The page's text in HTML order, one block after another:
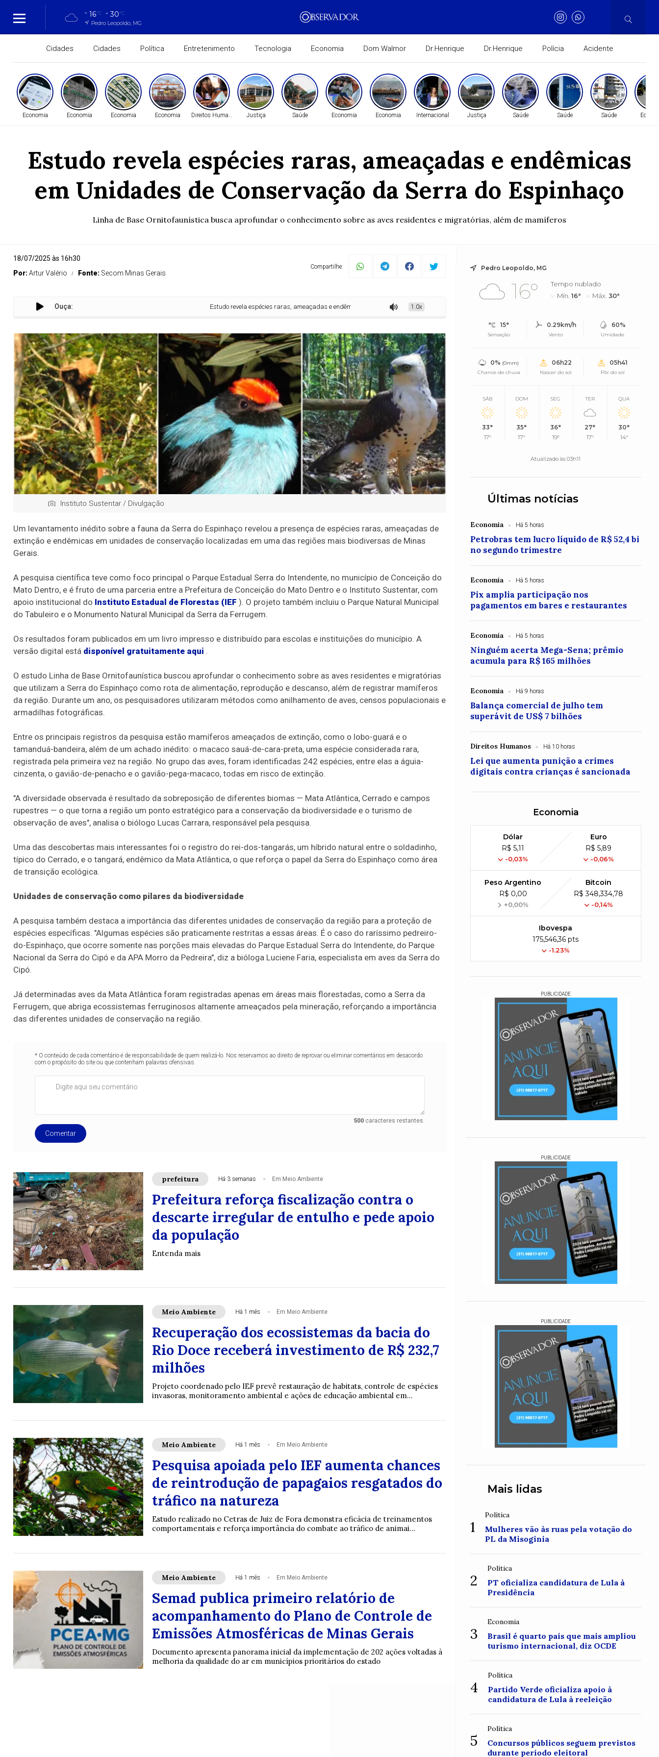
16°C 30°C
Pedro Leopoldo, MG
Cidades Cidades Política Entretenimento Tecnologia Economia Dom Walmor Dr.Henrique Dr.Henrique Polícia Acidente
Economia Economia Economia Economia Direitos Humanos Justiça Saúde Economia Economia Internacional Justiça Saúde Saúde Saúde
Estudo revela espécies raras, ameaçadas e endêmicas
em Unidades de Conservação da Serra do Espinhaço
Linha de Base Ornitofaunística busca aprofundar o conhecimento sobre as aves residentes e migratórias, além de mamíferos
18/07/2025 às 16h30
Por:Artur Valério Fonte: Secom Minas Gerais
Compartilhe:
Ouça: Estudo revela espécies raras, ameaçadas e endêmicas em Unidades de Conservação da Serra do Espinhaço
1.0x
Instituto Sustentar / Divulgação
Um levantamento inédito sobre a fauna da Serra do Espinhaço revelou a presença de espécies raras, ameaçadas de
extinção e endêmicas em unidades de conservação localizadas em uma das regiões mais biodiversas de Minas
Gerais.
A pesquisa científica teve como foco principal o Parque Estadual Serra do Intendente, no município de Conceição do
Mato Dentro, e é fruto de uma parceria entre a Prefeitura de Conceição do Mato Dentro e o Instituto Sustentar, com
apoio institucional do Instituto Estadual de Florestas (IEF ). O projeto também incluiu o Parque Natural Municipal
do Tabuleiro e o Monumento Natural Municipal da Serra da Ferrugem.
Os resultados foram publicados em um livro impresso e distribuído para escolas e instituições do município. A
versão digital está disponível gratuitamente aqui .
O estudo Linha de Base Ornitofaunística buscou aprofundar o conhecimento sobre as aves residentes e migratórias
que utilizam a Serra do Espinhaço como rota de alimentação, reprodução e descanso, além de registrar mamíferos
da região. Durante um ano, os pesquisadores utilizaram métodos como anilhamento de aves, censos populacionais e
armadilhas fotográficas.
Entre os principais registros da pesquisa estão mamíferos ameaçados de extinção, como o lobo-guará e o
tamanduá-bandeira, além de um achado inédito: o macaco sauá-de-cara-preta, uma espécie considerada rara,
registrada pela primeira vez na região. No grupo das aves, foram identificadas 242 espécies, entre elas a águia-
cinzenta, o gavião-de-penacho e o gavião-pega-macaco, todas em risco de extinção.
"A diversidade observada é resultado da sobreposição de diferentes biomas — Mata Atlântica, Cerrado e campos
rupestres — o que torna a região um ponto estratégico para a conservação da biodiversidade e o turismo de
observação de aves", analisa o biólogo Lucas Carrara, responsável pela pesquisa.
Uma das descobertas mais interessantes foi o registro do rei-dos-tangarás, um híbrido natural entre o soldadinho,
típico do Cerrado, e o tangará, endêmico da Mata Atlântica, o que reforça o papel da Serra do Espinhaço como área
de transição ecológica.
Unidades de conservação como pilares da biodiversidade
A pesquisa também destaca a importância das diferentes unidades de conservação da região para a proteção de
espécies específicas. "Algumas espécies são praticamente restritas a essas áreas. É o caso do raríssimo pedreiro-
do-Espinhaço, que ocorre somente nas porções mais elevadas do Parque Estadual Serra do Intendente, do Parque
Nacional da Serra do Cipó e da APA Morro da Pedreira", diz a bióloga Luciene Faria, especialista em aves da Serra do
Cipó.
Já determinadas aves da Mata Atlântica foram registradas apenas em áreas mais florestadas, como a Serra da
Ferrugem, que abriga ecossistemas ferruginosos altamente ameaçados pela mineração, reforçando a importância
das diferentes unidades de conservação na região.
* O conteúdo de cada comentário é de responsabilidade de quem realizá-lo. Nos reservamos ao direito de reprovar ou eliminar comentários em desacordo
com o propósito do site ou que contenham palavras ofensivas.
500caracteres restantes.
Comentar
prefeitura Há 3 semanas Em Meio Ambiente
Prefeitura reforça fiscalização contra o
descarte irregular de entulho e pede apoio
da população
Entenda mais
Meio Ambiente Há 1 mês Em Meio Ambiente
Recuperação dos ecossistemas da bacia do
Rio Doce receberá investimento de R$ 232,7
milhões
Projeto coordenado pelo IEF prevê restauração de habitats, controle de espécies
invasoras, monitoramento ambiental e ações de educação ambiental em...
Meio Ambiente Há 1 mês Em Meio Ambiente
Pesquisa apoiada pelo IEF aumenta chances
de reintrodução de papagaios resgatados do
tráfico na natureza
Estudo realizado no Cetras de Juiz de Fora demonstra eficácia de treinamentos
comportamentais e reforça importância do combate ao tráfico de animai...
Meio Ambiente Há 1 mês Em Meio Ambiente
Semad publica primeiro relatório de
acompanhamento do Plano de Controle de
Emissões Atmosféricas de Minas Gerais
Documento apresenta panorama inicial da implementação de 202 ações voltadas à
melhoria da qualidade do ar em municípios prioritários do estado
Pedro Leopoldo, MG
16°
Tempo nublado
Mín.16° Máx.30°
15°
Sensação
0.29km/h
Vento
60%
Umidade
0% (0mm)
Chance de chuva
06h22
Nascer do sol
05h41
Pôr do sol
SÁB
33°
17°
DOM
35°
17°
SEG
36°
19°
TER
27°
17°
QUA
30°
14°
Atualizado às 03h11
Últimas notícias
Economia Há 5 horas
Petrobras tem lucro líquido de R$ 52,4 bi
no segundo trimestre
Economia Há 5 horas
Pix amplia participação nos
pagamentos em bares e restaurantes
Economia Há 5 horas
Ninguém acerta Mega-Sena; prêmio
acumula para R$ 165 milhões
Economia Há 9 horas
Balança comercial de julho tem
superávit de US$ 7 bilhões
Direitos Humanos Há 10 horas
Lei que aumenta punição a crimes
digitais contra crianças é sancionada
Economia
Dólar
R$ 5,11
-0,03%
Euro
R$ 5,89
-0,06%
Peso Argentino
R$ 0,00
+0,00%
Bitcoin
R$ 348,334,78
-0,14%
Ibovespa
175,546,36 pts
-1.23%
PUBLICIDADE
PUBLICIDADE
PUBLICIDADE
Mais lidas
1
Política
Mulheres vão às ruas pela votação do
PL da Misoginia
2
Política
PT oficializa candidatura de Lula à
Presidência
3
Economia
Brasil é quarto país que mais ampliou
turismo internacional, diz OCDE
4
Política
Partido Verde oficializa apoio à
candidatura de Lula à reeleição
5
Política
Concursos públicos seguem previstos
durante período eleitoral